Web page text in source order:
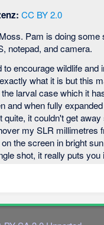
CC BY 2.0
Pam is doing
notepad, and camera.
encourage wildlife and
what it is but this
larval case which it
and when fully
it couldn't get
my SLR millimetres
the screen in bright
shot, it really puts you